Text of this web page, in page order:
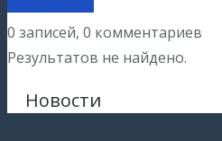
0 записей, 0 комментариев
Результатов не найдено.
Новости